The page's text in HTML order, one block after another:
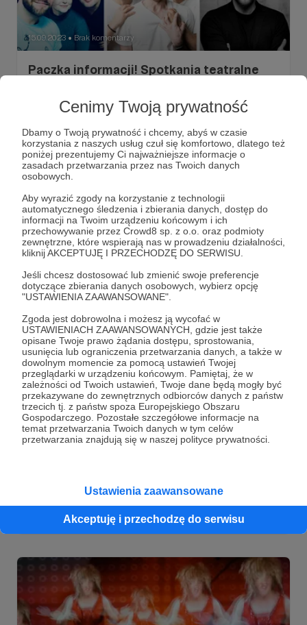
Cenimy Twoją prywatność
Dbamy o Twoją prywatność i chcemy, abyś w czasie
korzystania z naszych usług czuł się komfortowo, dlatego też
poniżej prezentujemy Ci najważniejsze informacje o
zasadach przetwarzania przez nas Twoich danych
osobowych.
Aby wyrazić zgody na korzystanie z technologii
automatycznego śledzenia i zbierania danych, dostęp do
informacji na Twoim urządzeniu końcowym i ich
przechowywanie przez Crowd8 sp. z o.o. oraz podmioty
zewnętrzne, które wspierają nas w prowadzeniu działalności,
kliknij AKCEPTUJĘ I PRZECHODZĘ DO SERWISU.
Jeśli chcesz dostosować lub zmienić swoje preferencje
dotyczące zbierania danych osobowych, wybierz opcję
"USTAWIENIA ZAAWANSOWANE".
Zgoda jest dobrowolna i możesz ją wycofać w
USTAWIENIACH ZAAWANSOWANYCH, gdzie jest także
opisane Twoje prawo żądania dostępu, sprostowania,
usunięcia lub ograniczenia przetwarzania danych, a także w
dowolnym momencie za pomocą ustawień Twojej
przeglądarki w urządzeniu końcowym. Pamiętaj, że w
zależności od Twoich ustawień, Twoje dane będą mogły być
przekazywane do zewnętrznych odbiorców danych z państw
trzecich tj. z państw spoza Europejskiego Obszaru
Gospodarczego. Pozostałe szczegółowe informacje na
temat przetwarzania Twoich danych w tym celów
przetwarzania znajdują się w naszej polityce prywatności.
Ustawienia zaawansowane
Akceptuję i przechodzę do serwisu
15.09.2023 ● Brak komentarzy
Paczka informacji! Spotkania teatralne
Teatru Kameralnego 🎉
10. sezon Teatru Kamila Maćkowiaka zaczynamy już za
tydzień! 🥳 Już dziś zapraszamy Was serdecznie na
pierwsze trzy wydarzenia z cyklu SPOTKAŃ
TEATRALNYCH 10-lecia i na wspólne toasty, którymi
będziemy świętować ten wyjątkowy jubileusz. Uwaga! W
poście znajdziecie paczkę wszystkich informacji
dotyczących zbliżającej się premiery "Diva 2..." oraz
Festiwalu Teatru Kameralnego 🎭
Teatr Kamila Maćkowiaka festiwal teatralny
28.08.2023 Komentarze: 5
Najważniejszy element scenografii do
"DIVY 2..." w progresie! 🎭
Zbieramy dla Was ciągle małe "smaczki" z przygotowań do
ciężka praca całej Fundacji i jej coraz bardziej widoczne
Teatr Kamila Maćkowiaka sezon teatralny 2023/2024